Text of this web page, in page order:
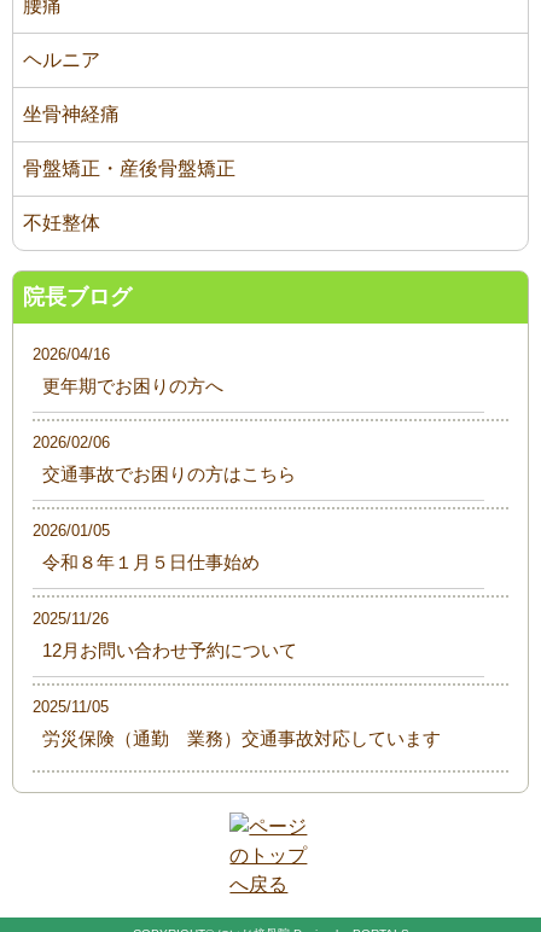
腰痛
ヘルニア
坐骨神経痛
骨盤矯正・産後骨盤矯正
不妊整体
院長ブログ
更年期でお困りの方へ
2026/04/16
交通事故でお困りの方はこちら
2026/02/06
令和８年１月５日仕事始め
2026/01/05
12月お問い合わせ予約について
2025/11/26
労災保険（通勤 業務）交通事故対応しています
2025/11/05